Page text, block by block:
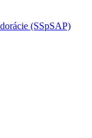
(SSpSAP)